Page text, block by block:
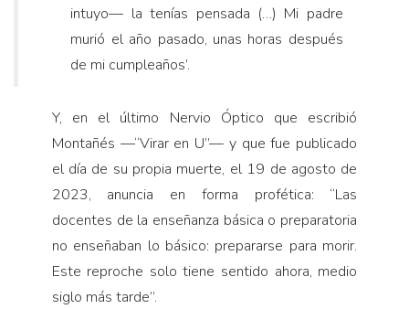
intuyo— la tenías pensada (…) Mi padre
murió el año pasado, unas horas después
de mi cumpleaños’.
Y, en el último Nervio Óptico que escribió
Montañés —“Virar en U”— y que fue publicado
el día de su propia muerte, el 19 de agosto de
2023, anuncia en forma profética: “Las
docentes de la enseñanza básica o preparatoria
no enseñaban lo básico: prepararse para morir.
Este reproche solo tiene sentido ahora, medio
siglo más tarde”.